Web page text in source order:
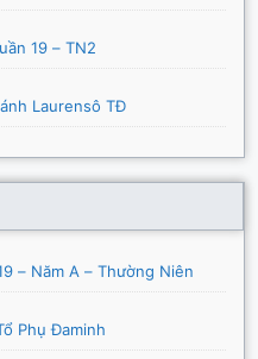
19 – TN2
Laurensô TĐ
– Năm A – Thường Niên
Phụ Đaminh